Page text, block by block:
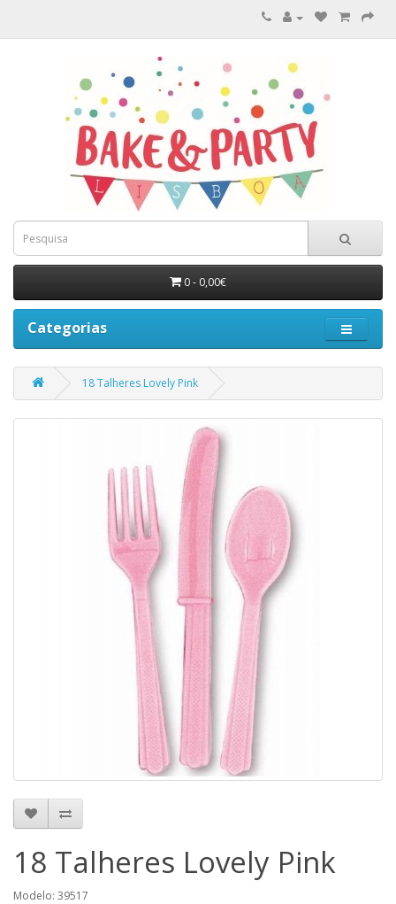
0 - 0,00€
Categorias
18 Talheres Lovely Pink
18 Talheres Lovely Pink
Modelo: 39517